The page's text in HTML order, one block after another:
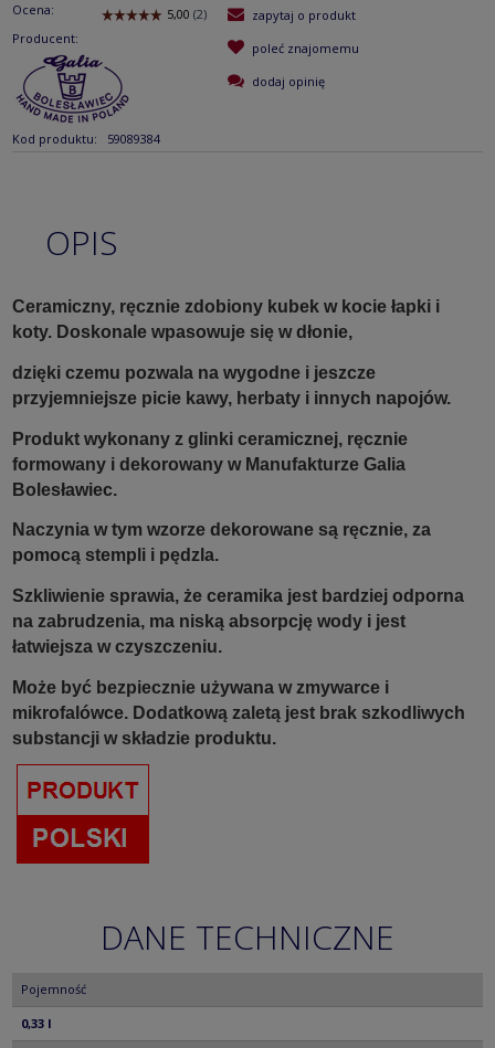
Ocena:
Producent:
Kod produktu: 59089384
zapytaj o produkt
poleć znajomemu
dodaj opinię
OPIS
Ceramiczny, ręcznie zdobiony kubek w kocie łapki i
koty. Doskonale wpasowuje się w dłonie,
dzięki czemu pozwala na wygodne i jeszcze
przyjemniejsze picie kawy, herbaty i innych napojów.
Produkt wykonany z glinki ceramicznej, ręcznie
formowany i dekorowany w Manufakturze Galia
Bolesławiec.
Naczynia w tym wzorze dekorowane są ręcznie, za
pomocą stempli i pędzla.
Szkliwienie sprawia, że ceramika jest bardziej odporna
na zabrudzenia, ma niską absorpcję wody i jest
łatwiejsza w czyszczeniu.
Może być bezpiecznie używana w zmywarce i
mikrofalówce. Dodatkową zaletą jest brak szkodliwych
substancji w składzie produktu.
DANE TECHNICZNE
Pojemność
0,33 l